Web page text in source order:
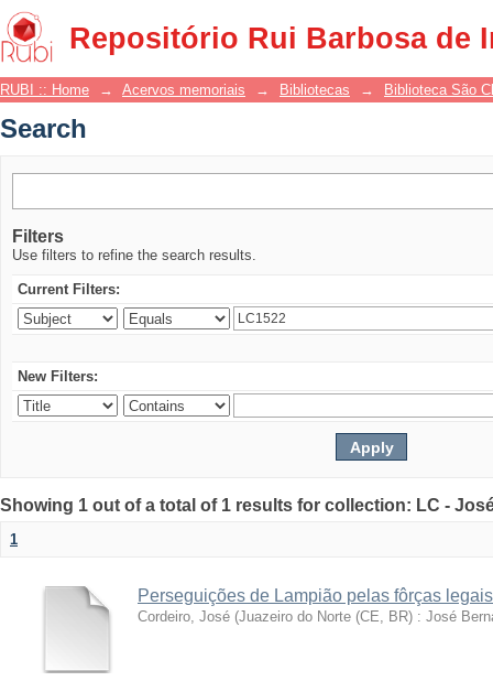
Repositório Rui Barbosa de
Search
RUBI :: Home → Acervos memoriais → Bibliotecas → Biblioteca São
Search
Filters
Use filters to refine the search results.
Current Filters:
New Filters:
Showing 1 out of a total of 1 results for collection: LC -
1
Perseguições de Lampião pelas fôrças legais
Cordeiro, José (Juazeiro do Norte (CE, BR) : José